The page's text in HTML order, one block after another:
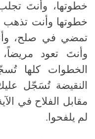
خطوتها، وأنتَ
خطوتها وأنت تذهب
تمضي في صلح،
وأنتَ تعود
الخطوات كلها
النقيضة تُسَجّل
مقابل الفلاح في
لم يلفحوا.